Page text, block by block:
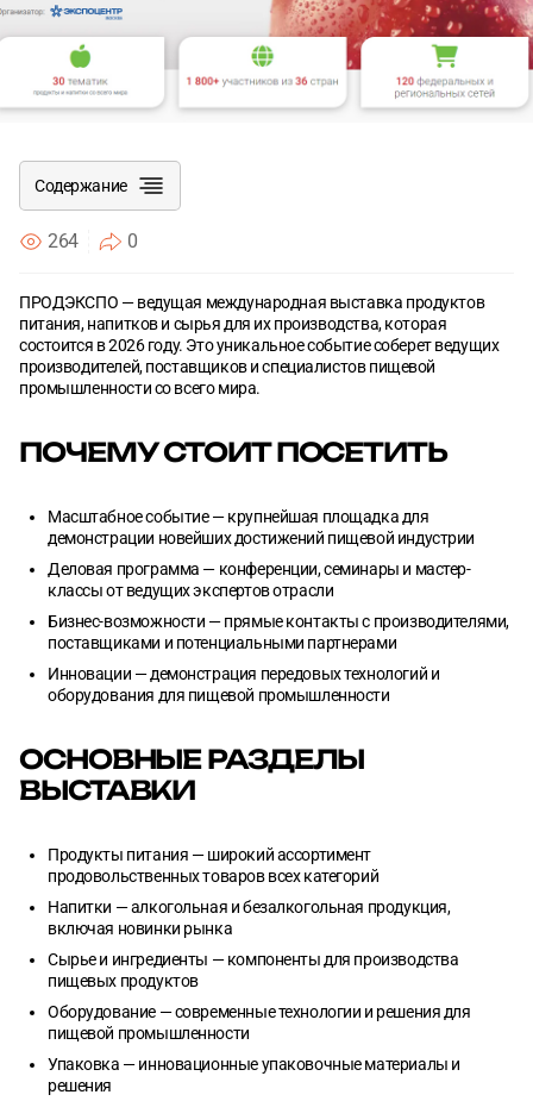
Содержание
Почему стоит посетить
Основные разделы выставки
Ожидаемые результаты
ПРОДЭКСПО — ведущая международная выставка продуктов
питания, напитков и сырья для их производства, которая
состоится в 2026 году. Это уникальное событие соберет ведущих
производителей, поставщиков и специалистов пищевой
промышленности со всего мира.
ПОЧЕМУ СТОИТ ПОСЕТИТЬ
Масштабное событие — крупнейшая площадка для
демонстрации новейших достижений пищевой индустрии
Деловая программа — конференции, семинары и мастер-
классы от ведущих экспертов отрасли
Бизнес-возможности — прямые контакты с производителями,
поставщиками и потенциальными партнерами
Инновации — демонстрация передовых технологий и
оборудования для пищевой промышленности
ОСНОВНЫЕ РАЗДЕЛЫ
ВЫСТАВКИ
Продукты питания — широкий ассортимент
продовольственных товаров всех категорий
Напитки — алкогольная и безалкогольная продукция,
включая новинки рынка
Сырье и ингредиенты — компоненты для производства
пищевых продуктов
Оборудование — современные технологии и решения для
пищевой промышленности
Упаковка — инновационные упаковочные материалы и
решения
264 0
Согласен с политикой конфиденциальности
ОТПРАВИТЬ
Согласен с политикой конфиденциальности
ОТПРАВИТЬ